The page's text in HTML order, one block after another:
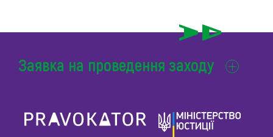
Заявка на проведення заходу